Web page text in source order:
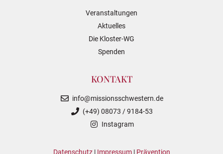
Veranstaltungen
Aktuelles
Die Kloster-WG
Spenden
KONTAKT
info@missionsschwestern.de
(+49) 08073 / 9184-53
Instagram
Datenschutz| Impressum| Prävention